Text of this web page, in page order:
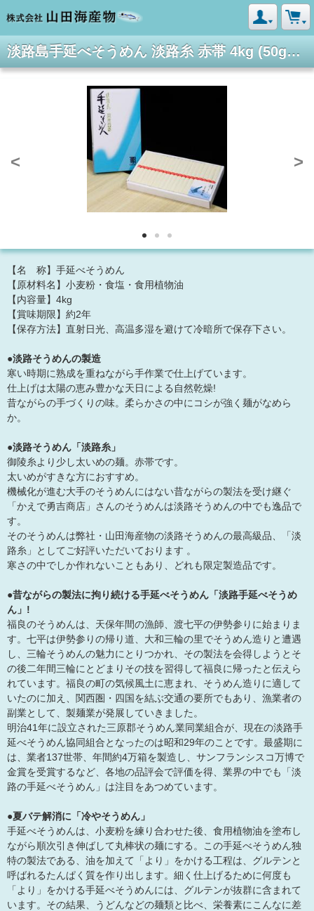
淡路島手延べそうめん 淡路糸 赤帯 4kg (50g×80束)
< >
【名 称】手延べそうめん
【原材料名】小麦粉・食塩・食用植物油
【内容量】4kg
【賞味期限】約2年
【保存方法】直射日光、高温多湿を避けて冷暗所で保存下さい。
●淡路そうめんの製造
寒い時期に熟成を重ねながら手作業で仕上げています。
仕上げは太陽の恵み豊かな天日による自然乾燥!
昔ながらの手づくりの味。柔らかさの中にコシが強く麺がなめら
か。
●淡路そうめん「淡路糸」
御陵糸より少し太いめの麺。赤帯です。
太いめがすきな方におすすめ。
機械化が進む大手のそうめんにはない昔ながらの製法を受け継ぐ
「かえで勇吉商店」さんのそうめんは淡路そうめんの中でも逸品で
す。
そのそうめんは弊社・山田海産物の淡路そうめんの最高級品、「淡
路糸」としてご好評いただいております 。
寒さの中でしか作れないこともあり、どれも限定製造品です。
●昔ながらの製法に拘り続ける手延べそうめん「淡路手延べそうめ
ん」!
福良のそうめんは、天保年間の漁師、渡七平の伊勢参りに始まりま
す。七平は伊勢参りの帰り道、大和三輪の里でそうめん造りと遭遇
し、三輪そうめんの魅力にとりつかれ、その製法を会得しようとそ
の後二年間三輪にとどまりその技を習得して福良に帰ったと伝えら
れています。福良の町の気候風土に恵まれ、そうめん造りに適して
いたのに加え、関西圏・四国を結ぶ交通の要所でもあり、漁業者の
副業として、製麺業が発展していきました。
明治41年に設立された三原郡そうめん業同業組合が、現在の淡路手
延べそうめん協同組合となったのは昭和29年のことです。最盛期に
は、業者137世帯、年間約4万箱を製造し、サンフランシスコ万博で
金賞を受賞するなど、各地の品評会で評価を得、業界の中でも「淡
路の手延べそうめん」は注目をあつめています。
●夏バテ解消に「冷やそうめん」
手延べそうめんは、小麦粉を練り合わせた後、食用植物油を塗布し
ながら順次引き伸ばして丸棒状の麺にする。この手延べそうめん独
特の製法である、油を加えて「より」をかける工程は、グルテンと
呼ばれるたんぱく質を作り出します。細く仕上げるために何度も
「より」をかける手延べそうめんには、グルテンが抜群に含まれて
います。その結果、うどんなどの麺類と比べ、栄養素にこんなに差